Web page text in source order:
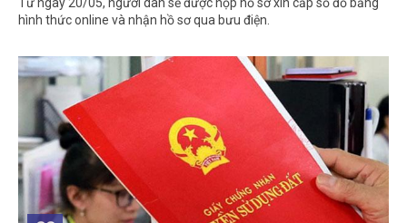
Từ ngày 20/05, người dân sẽ được nộp hồ sơ xin cấp sổ đỏ bằng
hình thức online và nhận hồ sơ qua bưu điện.